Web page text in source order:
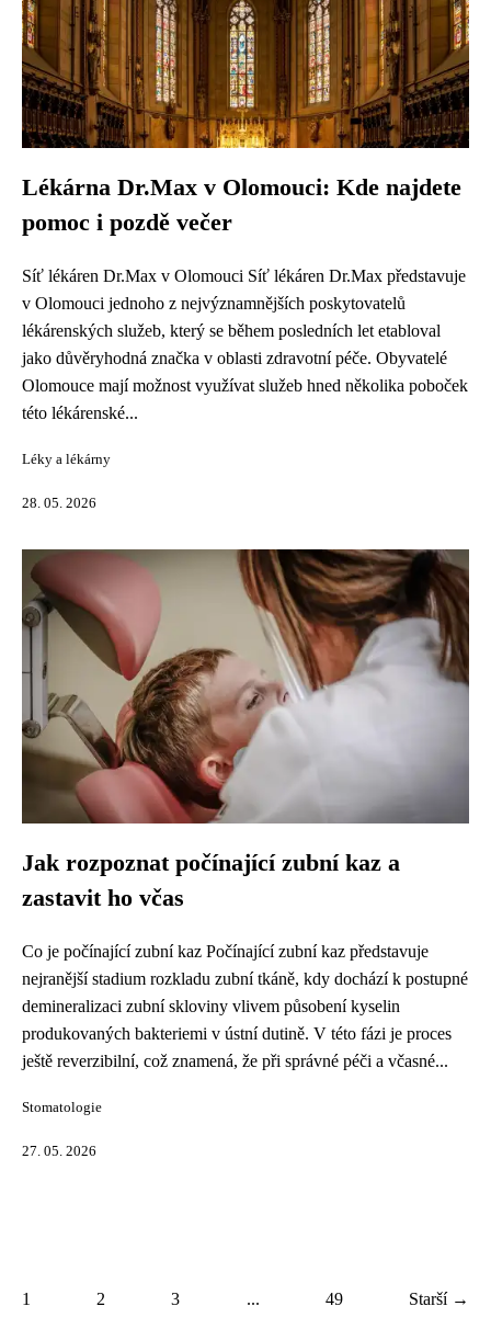
Lékárna Dr.Max v Olomouci: Kde najdete
pomoc i pozdě večer
Síť lékáren Dr.Max v Olomouci Síť lékáren Dr.Max představuje
v Olomouci jednoho z nejvýznamnějších poskytovatelů
lékárenských služeb, který se během posledních let etabloval
jako důvěryhodná značka v oblasti zdravotní péče. Obyvatelé
Olomouce mají možnost využívat služeb hned několika poboček
této lékárenské...
Léky a lékárny
28. 05. 2026
Jak rozpoznat počínající zubní kaz a
zastavit ho včas
Co je počínající zubní kaz Počínající zubní kaz představuje
nejranější stadium rozkladu zubní tkáně, kdy dochází k postupné
demineralizaci zubní skloviny vlivem působení kyselin
produkovaných bakteriemi v ústní dutině. V této fázi je proces
ještě reverzibilní, což znamená, že při správné péči a včasné...
Stomatologie
27. 05. 2026
1 2 3 ... 49 Starší →